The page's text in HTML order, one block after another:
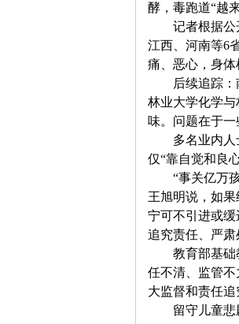
酵，毒跑道“越
记者根据公
江西、河南等6
痛、恶心，身体
后续追踪：南
林业大学化学
味。问题在于
多名业内人士
仅“靠自觉和良
“事关亿万
王旭明说，如
宁可不引进或缓
追究责任、严肃
教育部基础教
任不清、监管
大监督和责任追
留守儿童悲剧